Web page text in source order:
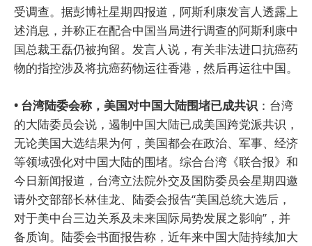
受调查。据彭博社星期四报道，阿斯利康发言人透露上
述消息，并称正在配合中国当局进行调查的阿斯利康中
国总裁王磊仍被拘留。发言人说，有关非法进口抗癌药
物的指控涉及将抗癌药物运往香港，然后再运往中国。
• 台湾陆委会称，美国对中国大陆围堵已成共识 ：台湾
的大陆委员会说，遏制中国大陆已成美国跨党派共识，
无论美国大选结果为何，美国都会在政治、军事、经济
等领域强化对中国大陆的围堵。综合台湾《联合报》和
今日新闻报道，台湾立法院外交及国防委员会星期四邀
请外交部部长林佳龙、陆委会报告“美国总统大选后，
对于美中台三边关系及未来国际局势发展之影响”，并
备质询。陆委会书面报告称，近年来中国大陆持续加大